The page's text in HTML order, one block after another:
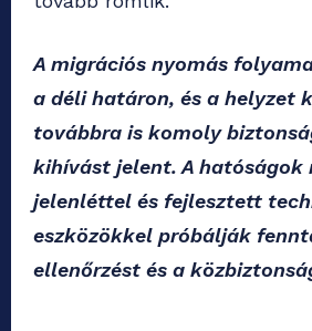
A migrációs nyomás
a déli határon, és a helyzet
továbbra is komoly
kihívást jelent. A hatóságok
jelenléttel és fejlesztett
eszközökkel próbálják
ellenőrzést és a